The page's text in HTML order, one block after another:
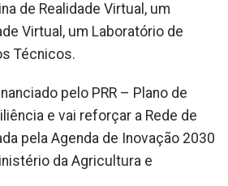
de Realidade Virtual, um
Virtual, um Laboratório de
Técnicos.
pelo PRR – Plano de
e vai reforçar a Rede de
pela Agenda de Inovação 2030
da Agricultura e